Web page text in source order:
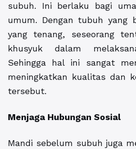
subuh. Ini berlaku bagi
umum. Dengan tubuh yang
yang tenang, seseorang
khusyuk dalam
Sehingga hal ini sangat
meningkatkan kualitas dan
tersebut.
Menjaga Hubungan Sosial
Mandi sebelum subuh juga